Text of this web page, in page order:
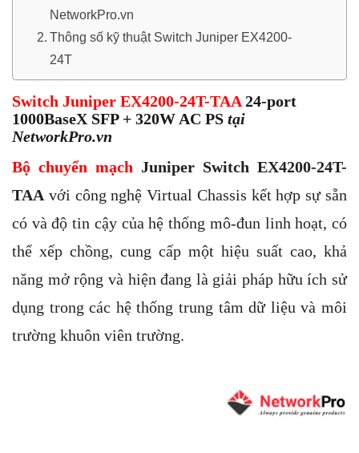
NetworkPro.vn
Thông số kỹ thuật Switch Juniper EX4200-
24T
Switch Juniper EX4200-24T-TAA24-port
1000BaseX SFP + 320W AC PS tại
NetworkPro.vn
Bộ chuyển mạch Juniper Switch EX4200-24T-
TAA với công nghệ Virtual Chassis kết hợp sự sẵn
có và độ tin cậy của hệ thống mô-đun linh hoạt, có
thể xếp chồng, cung cấp một hiệu suất cao, khả
năng mở rộng và hiện đang là giải pháp hữu ích sử
dụng trong các hệ thống trung tâm dữ liệu và môi
trường khuôn viên trường.